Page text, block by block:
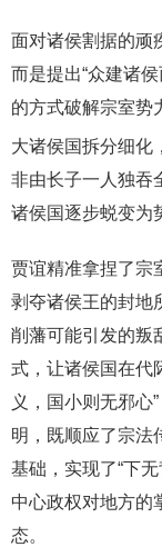
面对诸侯割据的顽
而是提出“众建诸
的方式破解宗室势
大诸侯国拆分细化
非由长子一人独吞
诸侯国逐步蜕变为
贾谊精准拿捏了宗
剥夺诸侯王的封地
削藩可能引发的叛
式，让诸侯国在代
义，国小则无邪心
明，既顺应了宗法
基础，实现了“下
中心政权对地方的
态。